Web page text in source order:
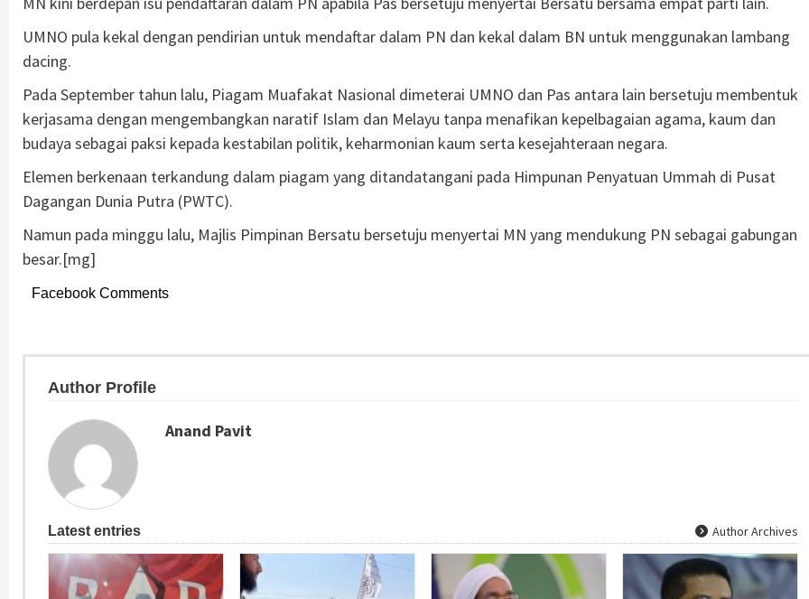
UMNO pula kekal dengan pendirian untuk mendaftar dalam PN dan kekal dalam BN untuk menggunakan lambang
dacing.
Pada September tahun lalu, Piagam Muafakat Nasional dimeterai UMNO dan Pas antara lain bersetuju membentuk
kerjasama dengan mengembangkan naratif Islam dan Melayu tanpa menafikan kepelbagaian agama, kaum dan
budaya sebagai paksi kepada kestabilan politik, keharmonian kaum serta kesejahteraan negara.
Elemen berkenaan terkandung dalam piagam yang ditandatangani pada Himpunan Penyatuan Ummah di Pusat
Dagangan Dunia Putra (PWTC).
Namun pada minggu lalu, Majlis Pimpinan Bersatu bersetuju menyertai MN yang mendukung PN sebagai gabungan
besar.[mg]
Facebook Comments
Author Profile
Anand Pavit
Latest entries Author Archives